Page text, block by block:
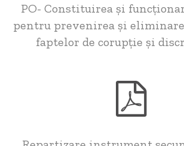
PO- Constituirea și
pentru prevenirea și
faptelor de corupție și